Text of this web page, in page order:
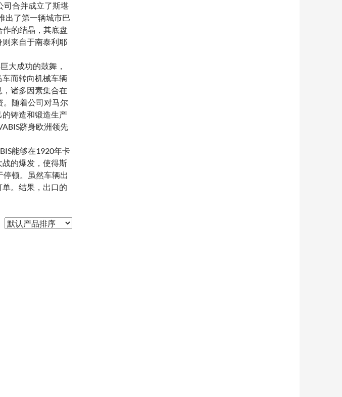
司合并成立了斯堪
出了第一辆城市巴
的结晶，其底盘
来自于南泰利耶
大成功的鼓舞，
而转向机械车辆
诸多因素集合在
。随着公司对马尔
铸造和锻造生产
跻身欧洲领先
能够在1920年卡
的爆发，使得斯
停顿。虽然车辆出
。结果，出口的